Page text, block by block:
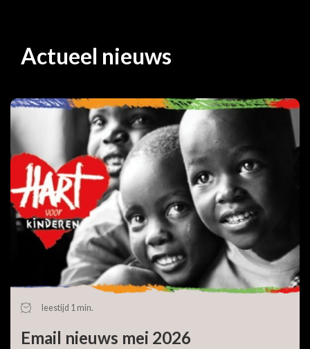
Actueel nieuws
leestijd 1 min.
Email nieuws mei 2026